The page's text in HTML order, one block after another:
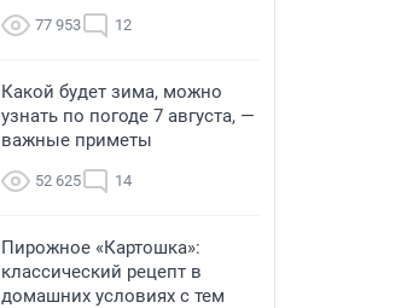
77 953 12
Какой будет зима, можно
узнать по погоде 7 августа, —
важные приметы
52 625 14
Пирожное «Картошка»:
классический рецепт в
домашних условиях с тем